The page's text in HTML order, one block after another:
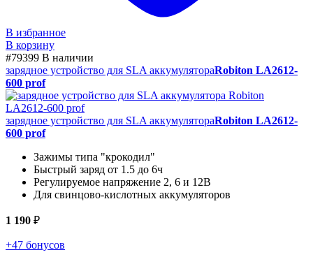
В избранное
В корзину
#79399 В наличии
зарядное устройство для SLA аккумулятораRobiton LA2612-
600 prof
зарядное устройство для SLA аккумулятораRobiton LA2612-
600 prof
Зажимы типа "крокодил"
Быстрый заряд от 1.5 до 6ч
Регулируемое напряжение 2, 6 и 12В
Для свинцово-кислотных аккумуляторов
1 190 ₽
+47 бонусов